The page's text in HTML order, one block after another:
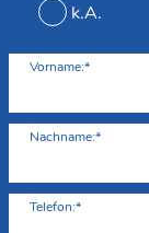
k.A.
Vorname:*
Nachname:*
Telefon:*